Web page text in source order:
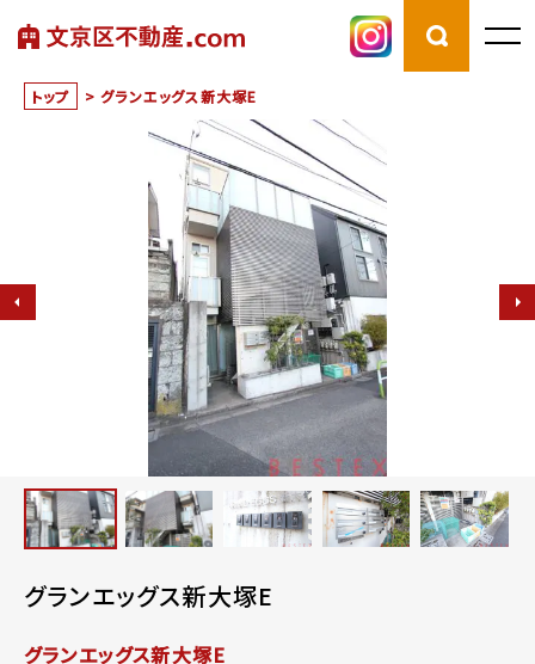
トップ > グランエッグス新大塚E
グランエッグス新大塚E
グランエッグス新大塚E